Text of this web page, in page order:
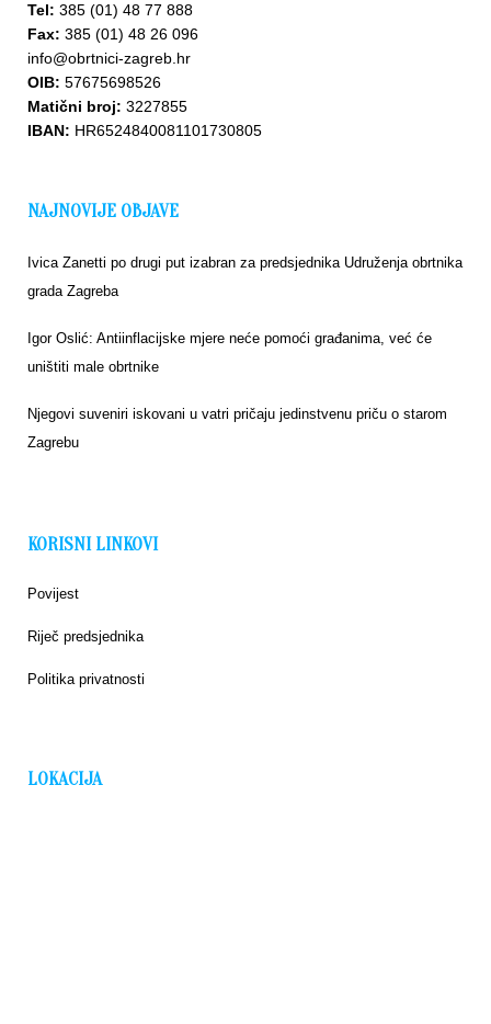
Tel: 385 (01) 48 77 888
Fax: 385 (01) 48 26 096
info@obrtnici-zagreb.hr
OIB: 57675698526
Matični broj: 3227855
IBAN: HR6524840081101730805
NAJNOVIJE OBJAVE
Ivica Zanetti po drugi put izabran za predsjednika Udruženja obrtnika
grada Zagreba
Igor Oslić: Antiinflacijske mjere neće pomoći građanima, već će
uništiti male obrtnike
Njegovi suveniri iskovani u vatri pričaju jedinstvenu priču o starom
Zagrebu
KORISNI LINKOVI
Povijest
Riječ predsjednika
Politika privatnosti
LOKACIJA